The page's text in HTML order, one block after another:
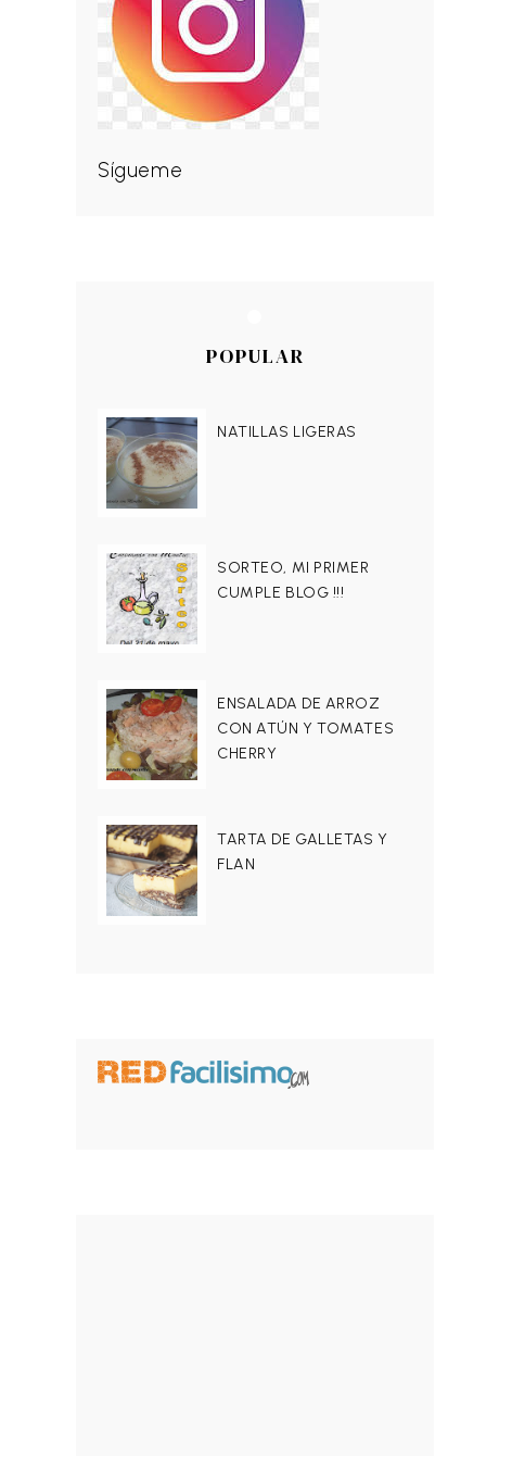
Sígueme
POPULAR
NATILLAS LIGERAS
SORTEO, MI PRIMER
CUMPLE BLOG !!!
ENSALADA DE ARROZ
CON ATÚN Y TOMATES
CHERRY
TARTA DE GALLETAS Y
FLAN